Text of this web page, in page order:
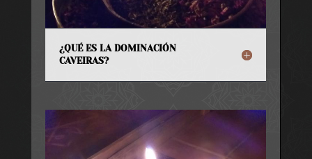
¿QUÉ ES LA DOMINACIÓN
CAVEIRAS?